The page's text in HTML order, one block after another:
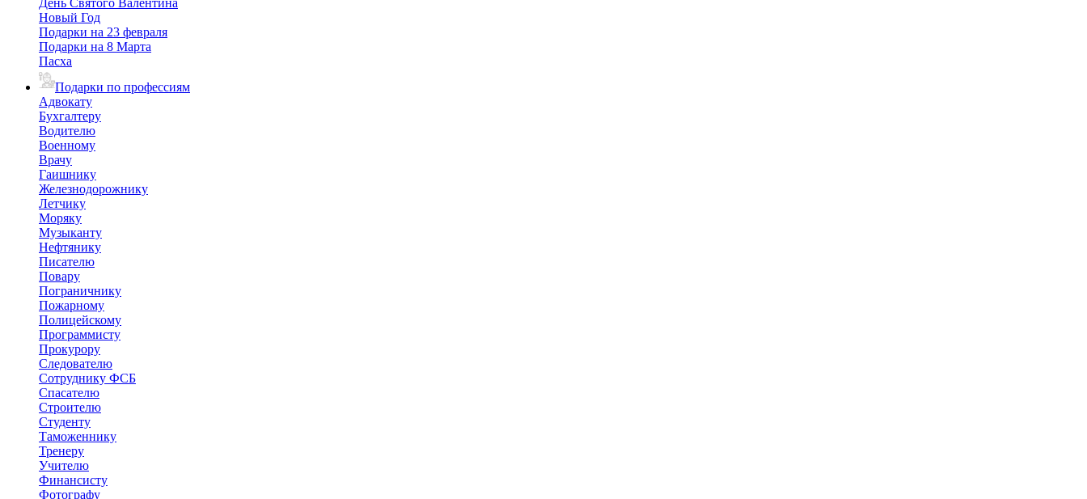
День Святого Валентина
Новый Год
Подарки на 23 февраля
Подарки на 8 Марта
Пасха
Подарки по профессиям
Адвокату
Бухгалтеру
Водителю
Военному
Врачу
Гаишнику
Железнодорожнику
Летчику
Моряку
Музыканту
Нефтянику
Писателю
Повару
Пограничнику
Пожарному
Полицейскому
Программисту
Прокурору
Следователю
Сотруднику ФСБ
Спасателю
Строителю
Студенту
Таможеннику
Тренеру
Учителю
Финансисту
Фотографу